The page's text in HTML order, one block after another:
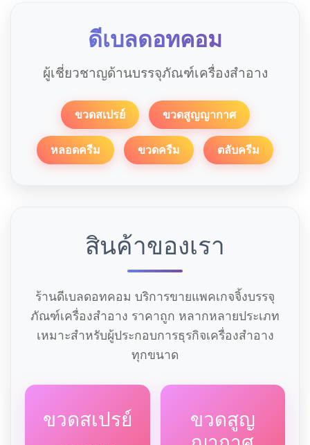
ดีเบลดอทคอม
ผู้เชี่ยวชาญด้านบรรจุภัณฑ์เครื่องสำอาง
ขวดสเปรย์ ขวดสูญญากาศ
หลอดครีม ขวดครีม ตลับครีม
สินค้าของเรา
ร้านดีเบลดอทคอม บริการขายแพคเกจจิ้งบรรจุ
ภัณฑ์เครื่องสำอาง ราคาถูก หลากหลายประเภท
เหมาะสำหรับผู้ประกอบการธุรกิจเครื่องสำอาง
ทุกขนาด
ขวดสเปรย์
ขวดสูญ